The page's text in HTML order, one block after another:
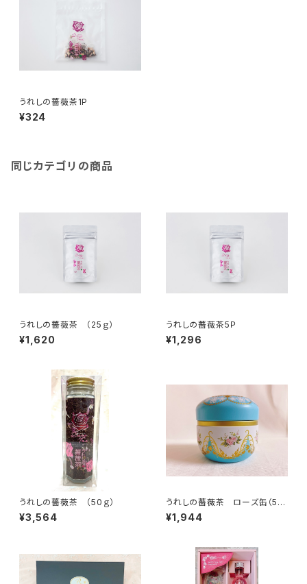
うれしの薔薇茶1P
¥324
同じカテゴリの商品
うれしの薔薇茶 （25ｇ）
¥1,620
うれしの薔薇茶5Ｐ
¥1,296
うれしの薔薇茶 （50ｇ）
¥3,564
うれしの薔薇茶 ローズ缶（5
P）
¥1,944